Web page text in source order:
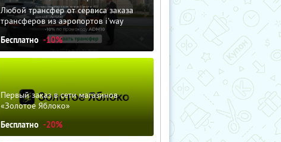
Любой трансфер от сервиса заказа
трансферов из аэропортов i'way
Бесплатно -10%
Первый заказ в сети магазинов
«Золотое Яблоко»
Бесплатно -20%